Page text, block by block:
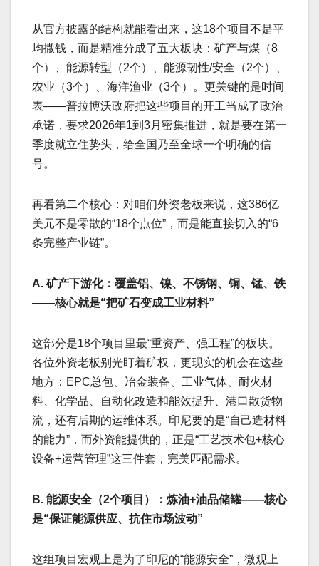
从官方披露的结构就能看出来，这18个项目不是平
均撒钱，而是精准分成了五大板块：矿产与煤（8
个）、能源转型（2个）、能源韧性/安全（2个）、
农业（3个）、海洋渔业（3个）。更关键的是时间
表——普拉博沃政府把这些项目的开工当成了政治
承诺，要求2026年1到3月密集推进，就是要在第一
季度就立住势头，给全国乃至全球一个明确的信
号。
再看第二个核心：对咱们外资老板来说，这386亿
美元不是零散的“18个点位”，而是能直接切入的“6
条完整产业链”。
A. 矿产下游化：覆盖铝、镍、不锈钢、铜、锰、铁
——核心就是“把矿石变成工业材料”
这部分是18个项目里最“重资产、强工程”的板块。
各位外资老板别光盯着矿权，更现实的机会在这些
地方：EPC总包、冶金装备、工业气体、耐火材
料、化学品、自动化改造和能效提升、港口散货物
流，还有后期的运维体系。印尼要的是“自己造材料
的能力”，而外资能提供的，正是“工艺技术包+核心
设备+运营管理”这三件套，完美匹配需求。
B. 能源安全（2个项目）：炼油+油品储罐——核心
是“保证能源供应、抗住市场波动”
这组项目宏观上是为了印尼的“能源安全”，微观上